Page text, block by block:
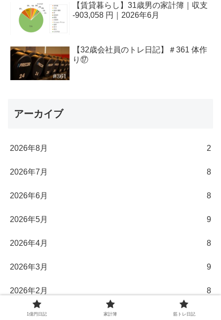
【賃貸暮らし】31歳男の家計簿｜収支
-903,058 円｜2026年6月
【32歳会社員のトレ日記】＃361 体作
り⑰
アーカイブ
2026年8月 2
2026年7月 8
2026年6月 8
2026年5月 9
2026年4月 8
2026年3月 9
2026年2月 8
2026年1月
1億円日記 家計簿 筋トレ日記